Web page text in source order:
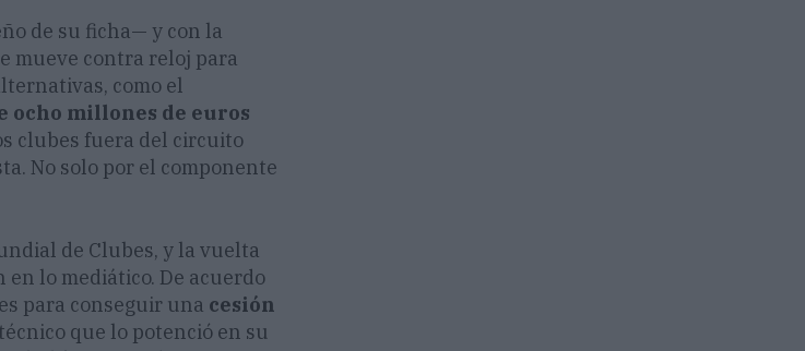
de su ficha— y con la
mueve contra reloj para
como el
ocho millones de euros
clubes fuera del circuito
No solo por el componente
de Clubes, y la vuelta
lo mediático. De acuerdo
para conseguir una cesión
que lo potenció en su